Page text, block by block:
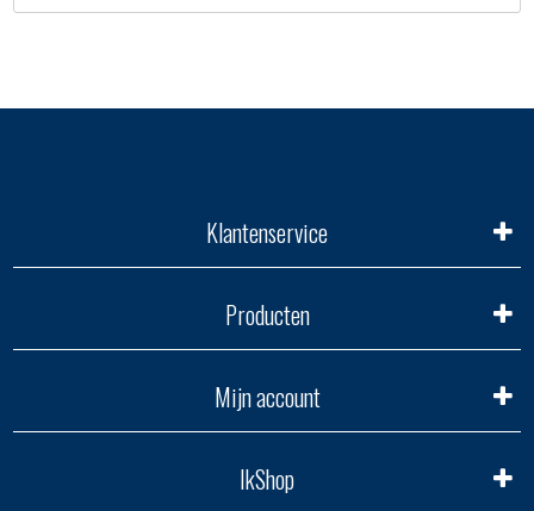
Klantenservice
Producten
Mijn account
IkShop